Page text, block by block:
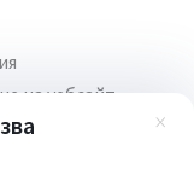
на уебсайт